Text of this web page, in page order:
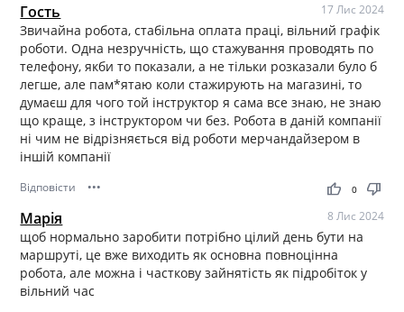
Гость 17 Лис 2024
Звичайна робота, стабільна оплата праці, вільний графік
роботи. Одна незручність, що стажування проводять по
телефону, якби то показали, а не тільки розказали було б
легше, але пам*ятаю коли стажирують на магазині, то
думаєш для чого той інструктор я сама все знаю, не знаю
що краще, з інструктором чи без. Робота в даній компанії
ні чим не відрізняється від роботи мерчандайзером в
іншій компанії
Відповісти ••• thumb_up thumb_down
0
Марія 8 Лис 2024
щоб нормально заробити потрібно цілий день бути на
маршруті, це вже виходить як основна повноцінна
робота, але можна і часткову зайнятість як підробіток у
вільний час